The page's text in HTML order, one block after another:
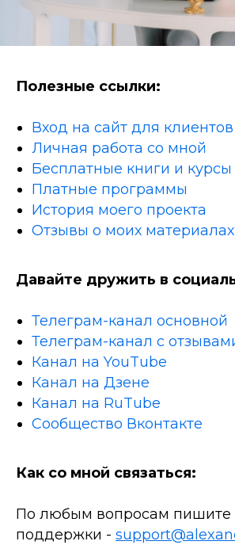
Полезные ссылки:
Вход на сайт для клиентов
Личная работа со мной
Бесплатные книги и курсы
Платные программы
История моего проекта
Отзывы о моих материалах
Давайте дружить в
Телеграм-канал основной
Телеграм-канал с
Канал на YouTube
Канал на Дзене
Канал на RuTube
Сообщество Вконтакте
Как со мной связаться:
По любым вопросам пишите
поддержки -